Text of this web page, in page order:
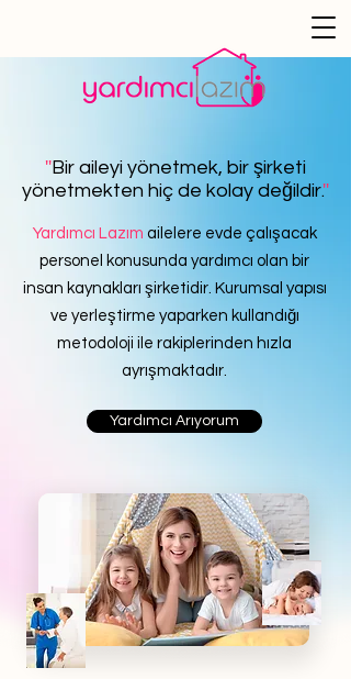
''Bir aileyi yönetmek, bir şirketi
yönetmekten hiç de kolay değildir.''
Yardımcı Lazım ailelere evde çalışacak
personel konusunda yardımcı olan bir
insan kaynakları şirketidir. Kurumsal yapısı
ve yerleştirme yaparken kullandığı
metodoloji ile rakiplerinden hızla
ayrışmaktadır.
Yardımcı Arıyorum